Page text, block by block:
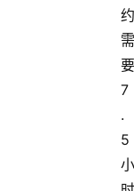
约
需
要
7
.
5
小